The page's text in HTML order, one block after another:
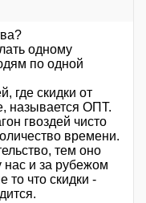
одному
по одной
где скидки от
называется ОПТ.
гвоздей чисто
времени.
тем оно
нас и за рубежом
то что скидки -